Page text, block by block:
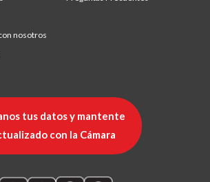
nosotros
tus datos y mantente
con la Cámara